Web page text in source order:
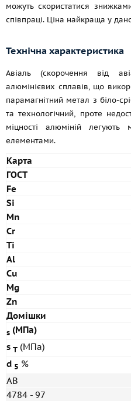
можуть скористатися
співпраці. Ціна найкраща у
Технічна характеристика
Авіаль (скорочення від
алюмінієвих сплавів, що
парамагнітний метал з біло-
та технологічний, проте
міцності алюміній
елементами.
Карта
ГОСТ
Fe
Si
Mn
Cr
Ti
Al
Cu
Mg
Zn
Домішки
s (МПа)
s T (МПа)
d 5 %
АВ
4784 - 97